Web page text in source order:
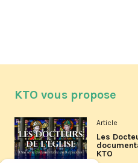
KTO vous propose
Article
Les
KTO